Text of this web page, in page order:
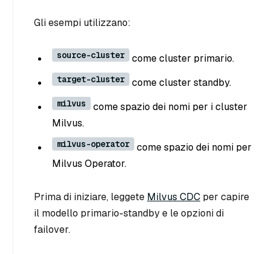
Gli esempi utilizzano:
source-cluster come cluster primario.
target-cluster come cluster standby.
milvus
come spazio dei nomi per i cluster
Milvus.
milvus-operator
come spazio dei nomi per
Milvus Operator.
Prima di iniziare, leggete Milvus CDC per capire
il modello primario-standby e le opzioni di
failover.